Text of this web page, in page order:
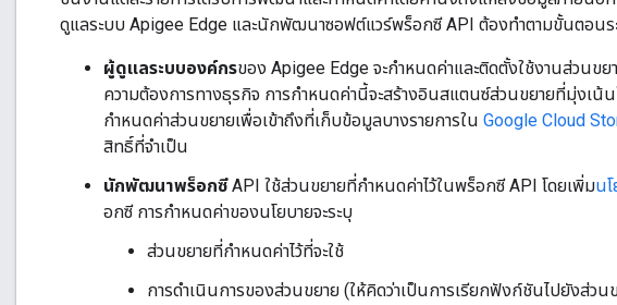
ดูแลระบบ Apigee Edge และนักพัฒนาซอฟต์แวร์พร็อกซี API ต้องทำตามขั้นตอนร
ผู้ดูแลระบบองค์กรของ Apigee Edge จะกําหนดค่าและติดตั้งใช้งานส่วนขย
ความต้องการทางธุรกิจ การกําหนดค่านี้จะสร้างอินสแตนซ์ส่วนขยายที่มุ่งเ
กำหนดค่าส่วนขยายเพื่อเข้าถึงที่เก็บข้อมูลบางรายการใน Google Cloud
สิทธิ์ที่จำเป็น
นักพัฒนาพร็อกซีAPI ใช้ส่วนขยายที่กําหนดค่าไว้ในพร็อกซี API โดยเพิ่มน
อกซี การกําหนดค่าของนโยบายจะระบุ
ส่วนขยายที่กําหนดค่าไว้ที่จะใช้
การดำเนินการของส่วนขยาย (ให้คิดว่าเป็นการเรียกฟังก์ชันไปยังส่วน